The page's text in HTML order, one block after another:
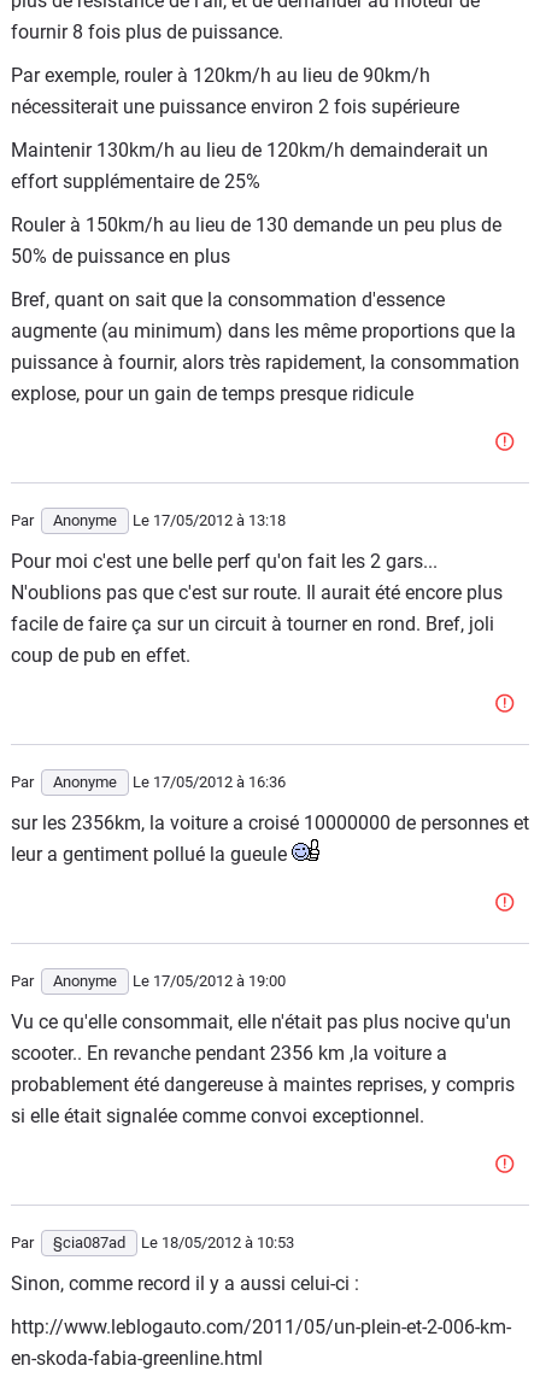
fournir 8 fois plus de puissance.
Par exemple, rouler à 120km/h au lieu de 90km/h
nécessiterait une puissance environ 2 fois supérieure
Maintenir 130km/h au lieu de 120km/h demainderait un
effort supplémentaire de 25%
Rouler à 150km/h au lieu de 130 demande un peu plus de
50% de puissance en plus
Bref, quant on sait que la consommation d'essence
augmente (au minimum) dans les même proportions que la
puissance à fournir, alors très rapidement, la consommation
explose, pour un gain de temps presque ridicule
Par Anonyme Le 17/05/2012 à 13:18
Pour moi c'est une belle perf qu'on fait les 2 gars...
N'oublions pas que c'est sur route. Il aurait été encore plus
facile de faire ça sur un circuit à tourner en rond. Bref, joli
coup de pub en effet.
Par Anonyme Le 17/05/2012 à 16:36
sur les 2356km, la voiture a croisé 10000000 de personnes et
leur a gentiment pollué la gueule
Par Anonyme Le 17/05/2012 à 19:00
Vu ce qu'elle consommait, elle n'était pas plus nocive qu'un
scooter.. En revanche pendant 2356 km ,la voiture a
probablement été dangereuse à maintes reprises, y compris
si elle était signalée comme convoi exceptionnel.
Par §cia087ad Le 18/05/2012 à 10:53
Sinon, comme record il y a aussi celui-ci :
http://www.leblogauto.com/2011/05/un-plein-et-2-006-km-
en-skoda-fabia-greenline.html